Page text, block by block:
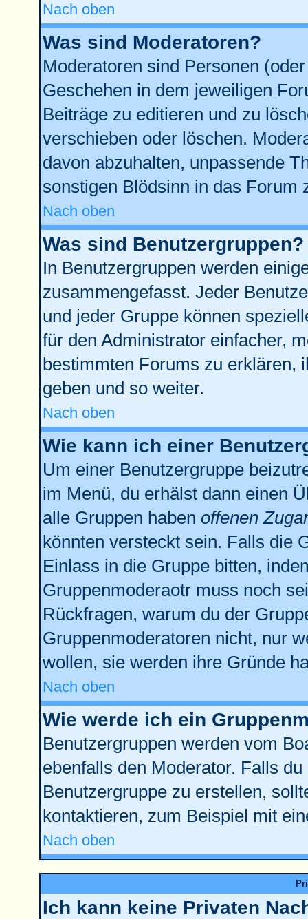
Nach oben
Was sind Moderatoren?
Moderatoren sind Personen
Geschehen in dem jeweiligen
Beiträge zu editieren und zu
verschieben oder löschen.
davon abzuhalten, unpassende
sonstigen Blödsinn in das Forum
Nach oben
Was sind Benutzergruppen?
In Benutzergruppen werden
zusammengefasst. Jeder
und jeder Gruppe können
für den Administrator einfacher,
bestimmten Forums zu erklären,
geben und so weiter.
Nach oben
Wie kann ich einer
Um einer Benutzergruppe
im Menü, du erhälst dann einen
alle Gruppen haben offenen
könnten versteckt sein. Falls die
Einlass in die Gruppe bitten,
Gruppenmoderaotr muss noch
Rückfragen, warum du der
Gruppenmoderatoren nicht, nur
wollen, sie werden ihre Gründe
Nach oben
Wie werde ich ein
Benutzergruppen werden vom
ebenfalls den Moderator. Falls
Benutzergruppe zu erstellen,
kontaktieren, zum Beispiel mit
Nach oben
Ich kann keine Privaten